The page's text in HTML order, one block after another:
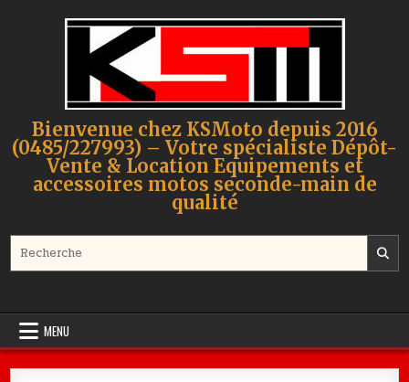
Bienvenue chez KSMoto depuis 2016
(0485/227993) – Votre spécialiste Dépôt-
Vente & Location Equipements et
accessoires motos seconde-main de
qualité
MENU